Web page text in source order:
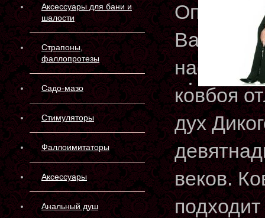
Аксессуары для бани и
шалости
Страпоны,
фаллопротезы
Садо-мазо
Стимуляторы
Фаллоимитаторы
Аксессуары
Анальный душ
Вашему
ковбоя
дух
веков.